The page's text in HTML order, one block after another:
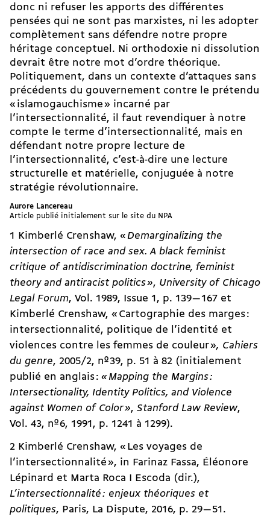
donc ni refuser les apports des différentes
pensées qui ne sont pas marxistes, ni les adopter
complètement sans défendre notre propre
héritage conceptuel. Ni orthodoxie ni dissolution
devrait être notre mot d’ordre théorique.
Politiquement, dans un contexte d’attaques sans
précédents du gouvernement contre le prétendu
« islamogauchisme » incarné par
l’intersectionnalité, il faut revendiquer à notre
compte le terme d’intersectionnalité, mais en
défendant notre propre lecture de
l’intersectionnalité, c’est-à-dire une lecture
structurelle et matérielle, conjuguée à notre
stratégie révolutionnaire.
Aurore Lancereau
Article publié initialement sur le site du NPA
1 Kimberlé Crenshaw, « Demarginalizing the
intersection of race and sex. A black feminist
critique of antidiscrimination doctrine, feminist
theory and antiracist politics », University of Chicago
Legal Forum, Vol. 1989, Issue 1, p. 139 — 167 et
Kimberlé Crenshaw, « Cartographie des marges :
intersectionnalité, politique de l’identité et
violences contre les femmes de couleur », Cahiers
du genre, 2005/2, nº 39, p. 51 à 82 (initialement
publié en anglais : « Mapping the Margins :
Intersectionality, Identity Politics, and Violence
against Women of Color », Stanford Law Review,
Vol. 43, nº 6, 1991, p. 1241 à 1299).
2 Kimberlé Crenshaw, « Les voyages de
l’intersectionnalité », in Farinaz Fassa, Éléonore
Lépinard et Marta Roca I Escoda (dir.),
L’intersectionnalité : enjeux théoriques et
politiques, Paris, La Dispute, 2016, p. 29 — 51.